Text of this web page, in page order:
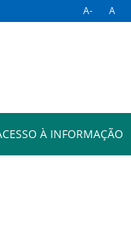
A- A
À INFORMAÇÃO